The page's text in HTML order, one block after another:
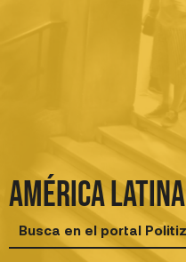
América Latina